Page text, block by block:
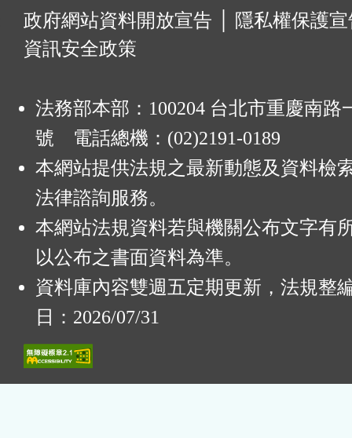
政府網站資料開放宣告
隱私權保護
資訊安全政策
法務部本部：100204 台北市重慶南路
號 電話總機：(02)2191-0189
本網站提供法規之最新動態及資料檢
法律諮詢服務。
本網站法規資料若與機關公布文字有
以公布之書面資料為準。
資料庫內容雙週五定期更新，法規整
日：2026/07/31